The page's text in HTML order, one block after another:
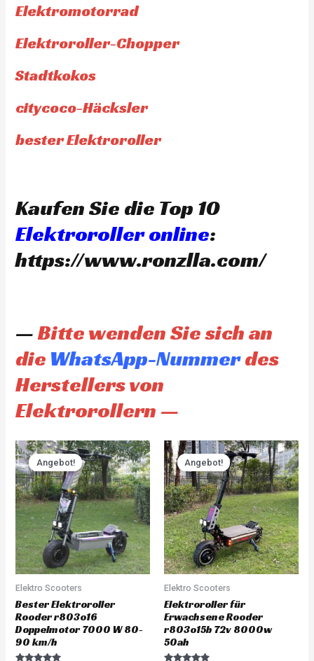
Elektromotorrad
Elektroroller-Chopper
Stadtkokos
citycoco-Häcksler
bester Elektroroller
Kaufen Sie die Top 10
Elektroroller online:
https://www.ronzlla.com/
—Bitte wenden Sie sich an
die WhatsApp-Nummerdes
Herstellers von
Elektrorollern —
Angebot!
Angebot!
Elektro Scooters
Bester Elektroroller
Rooder r803o16
Doppelmotor 7000 W 80-
90 km/h
Original
price
was:
CHF 3'930.00.
Current
price
is:
CHF 3'733.00.
Angebot!
Angebot!
Elektro Scooters
Elektroroller für
Erwachsene Rooder
r803o15b 72v 8000w
50ah
Original
price
was:
CHF 4'845.00.
Current
price
is:
CHF